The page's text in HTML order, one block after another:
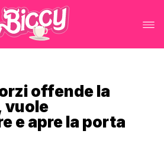
offende la
vuole
e apre la porta